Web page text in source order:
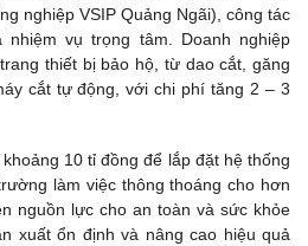
nghiệp VSIP Quảng Ngãi), công tác
vụ trọng tâm. Doanh nghiệp
thiết bị bảo hộ, từ dao cắt, găng
cắt tự động, với chi phí tăng 2 – 3
10 tỉ đồng để lắp đặt hệ thống
làm việc thông thoáng cho hơn
nguồn lực cho an toàn và sức khỏe
xuất ổn định và nâng cao hiệu quả